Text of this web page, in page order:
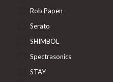
Rob Papen
Serato
SHIMBOL
Spectrasonics
STAY